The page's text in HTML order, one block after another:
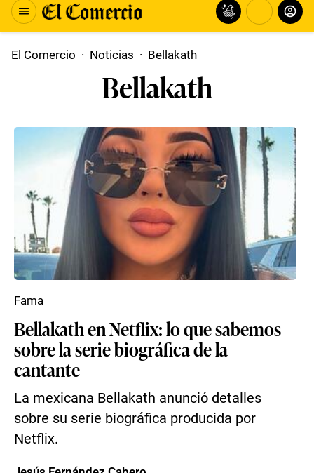
El Comercio · Noticias · Bellakath
Bellakath
Bellakath en Netflix: lo que sabemos
sobre la serie biográfica de la
cantante
La mexicana Bellakath anunció detalles
sobre su serie biográfica producida por
Netflix.
Fama